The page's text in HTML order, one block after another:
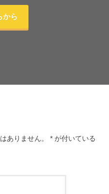
から
ありません。 * が付いている